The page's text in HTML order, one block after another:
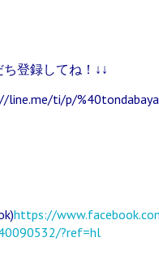
登録してね！↓↓
line.me/ti/p/
https://
?ref=hl